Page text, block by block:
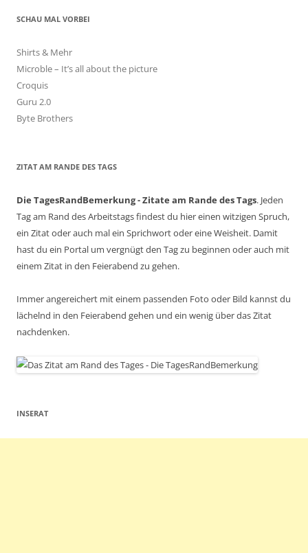
SCHAU MAL VORBEI
Shirts & Mehr
Microble – It’s all about the picture
Croquis
Guru 2.0
Byte Brothers
ZITAT AM RANDE DES TAGS
Die TagesRandBemerkung - Zitate am Rande des Tags. Jeden
Tag am Rand des Arbeitstags findest du hier einen witzigen Spruch,
ein Zitat oder auch mal ein Sprichwort oder eine Weisheit. Damit
hast du ein Portal um vergnügt den Tag zu beginnen oder auch mit
einem Zitat in den Feierabend zu gehen.
Immer angereichert mit einem passenden Foto oder Bild kannst du
lächelnd in den Feierabend gehen und ein wenig über das Zitat
nachdenken.
INSERAT